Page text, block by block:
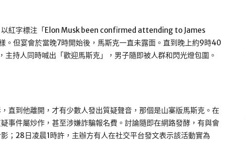
以紅字標注「Elon Musk been confirmed attending to James
。但宴會於當晚7時開始後，馬斯克一直未露面。直到晚上約9時40
持人同時喊出「歡迎馬斯克」，男子隨即被人群和閃光燈包圍。
直到他離開，才有少數人發出質疑聲音，那個是山寨版馬斯克。在
事件屬炒作，甚至涉嫌詐騙報名費。討論隨即在網路發酵，有與會
；28日凌晨1時許，主辦方有人在社交平台發文表示該活動實為